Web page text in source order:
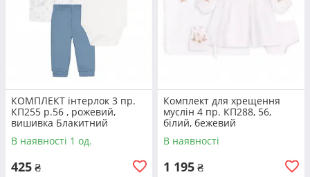
КОМПЛЕКТ інтерлок 3 пр.
КП255 р.56 , рожевий,
вишивка Блакитний
В наявності 1 од.
425₴
Комплект для хрещення
муслін 4 пр. КП288, 56,
білий, бежевий
В наявності
1 195₴